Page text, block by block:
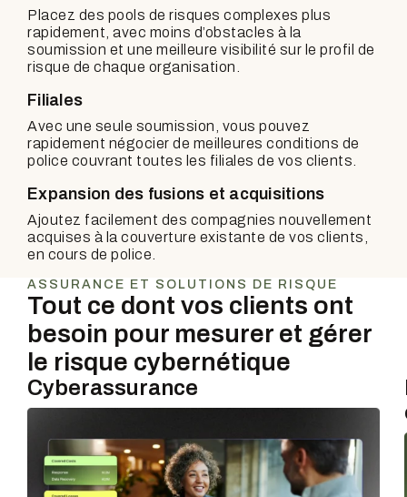
Placez des pools de risques complexes plus
rapidement, avec moins d’obstacles à la
soumission et une meilleure visibilité sur le profil de
risque de chaque organisation.
Filiales
Avec une seule soumission, vous pouvez
rapidement négocier de meilleures conditions de
police couvrant toutes les filiales de vos clients.
Expansion des fusions et acquisitions
Ajoutez facilement des compagnies nouvellement
acquises à la couverture existante de vos clients,
en cours de police.
ASSURANCE ET SOLUTIONS DE RISQUE
Tout ce dont vos clients ont
besoin pour mesurer et gérer
le risque cybernétique
Cyberassurance